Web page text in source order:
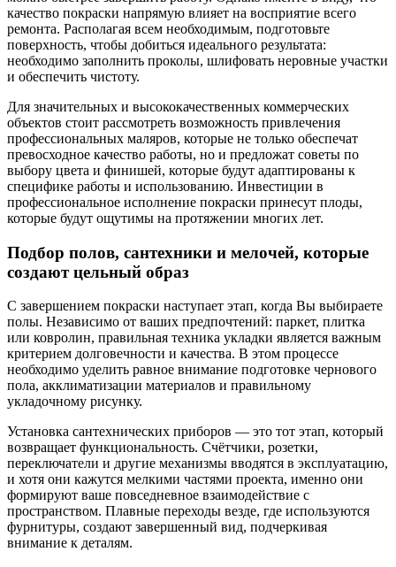
качество покраски напрямую влияет на восприятие всего
ремонта. Располагая всем необходимым, подготовьте
поверхность, чтобы добиться идеального результата:
необходимо заполнить проколы, шлифовать неровные участки
и обеспечить чистоту.
Для значительных и высококачественных коммерческих
объектов стоит рассмотреть возможность привлечения
профессиональных маляров, которые не только обеспечат
превосходное качество работы, но и предложат советы по
выбору цвета и финишей, которые будут адаптированы к
специфике работы и использованию. Инвестиции в
профессиональное исполнение покраски принесут плоды,
которые будут ощутимы на протяжении многих лет.
Подбор полов, сантехники и мелочей, которые
создают цельный образ
С завершением покраски наступает этап, когда Вы выбираете
полы. Независимо от ваших предпочтений: паркет, плитка
или ковролин, правильная техника укладки является важным
критерием долговечности и качества. В этом процессе
необходимо уделить равное внимание подготовке чернового
пола, акклиматизации материалов и правильному
укладочному рисунку.
Установка сантехнических приборов — это тот этап, который
возвращает функциональность. Счётчики, розетки,
переключатели и другие механизмы вводятся в эксплуатацию,
и хотя они кажутся мелкими частями проекта, именно они
формируют ваше повседневное взаимодействие с
пространством. Плавные переходы везде, где используются
фурнитуры, создают завершенный вид, подчеркивая
внимание к деталям.